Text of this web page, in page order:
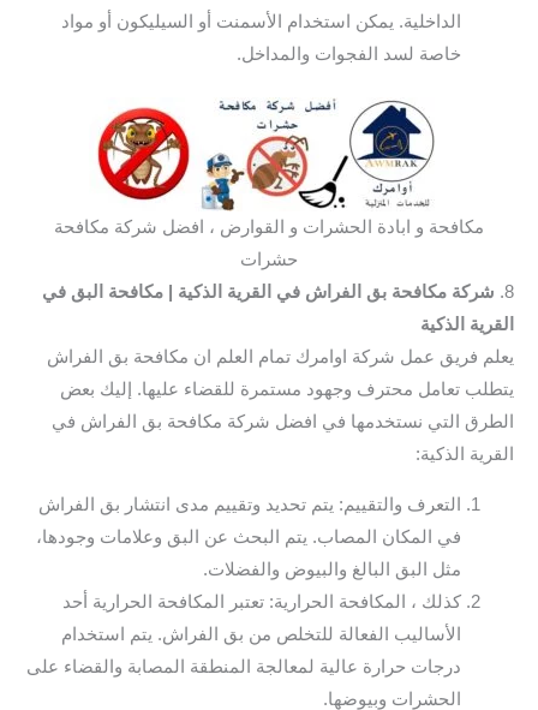
الداخلية. يمكن استخدام الأسمنت أو السيليكون أو مواد
خاصة لسد الفجوات والمداخل.
مكافحة و ابادة الحشرات و القوارض ، افضل شركة مكافحة
حشرات
8. شركة مكافحة بق الفراش في القرية الذكية
| مكافحة البق في
القرية الذكية
يعلم فريق عمل شركة اوامرك تمام العلم ان مكافحة بق الفراش
يتطلب تعامل محترف وجهود مستمرة للقضاء عليها. إليك بعض
الطرق التي نستخدمها في افضل شركة مكافحة بق الفراش في
القرية الذكية:
التعرف والتقييم: يتم تحديد وتقييم مدى انتشار بق الفراش
في المكان المصاب. يتم البحث عن البق وعلامات وجودها،
مثل البق البالغ والبيوض والفضلات.
كذلك ، المكافحة الحرارية: تعتبر المكافحة الحرارية أحد
الأساليب الفعالة للتخلص من بق الفراش. يتم استخدام
درجات حرارة عالية لمعالجة المنطقة المصابة والقضاء على
الحشرات وبيوضها.